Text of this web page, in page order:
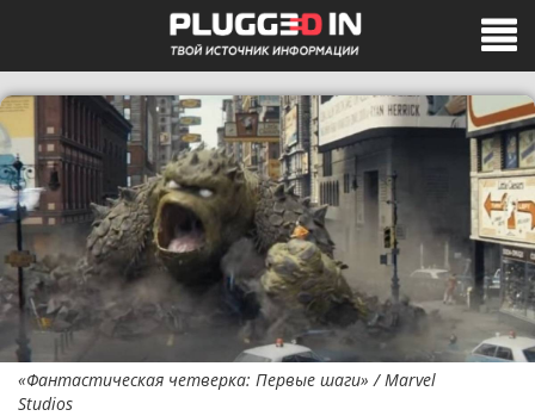
«Фантастическая четверка: Первые шаги» / Marvel
Studios